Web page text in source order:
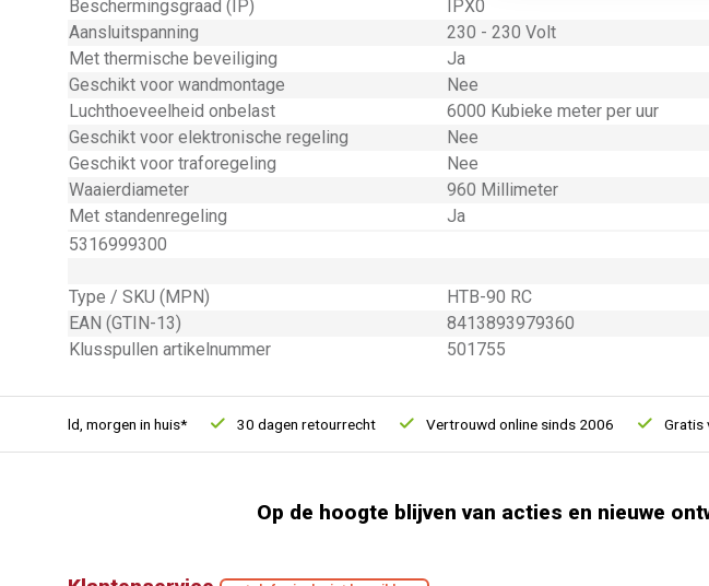
Beschermingsgraad (IP)
IPX0
Aansluitspanning
230 - 230 Volt
Met thermische beveiliging
Ja
Geschikt voor wandmontage
Nee
Luchthoeveelheid onbelast
6000 Kubieke meter per uur
Geschikt voor elektronische regeling
Nee
Geschikt voor traforegeling
Nee
Waaierdiameter
960 Millimeter
Met standenregeling
Ja
5316999300
Type / SKU (MPN)
HTB-90 RC
EAN (GTIN-13)
8413893979360
Klusspullen artikelnummer
501755
morgen in huis* 30 dagen retourrecht Vertrouwd online sinds 2006 Gratis
Op de hoogte blijven van acties en nieuwe